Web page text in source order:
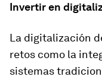
Invertir en
La digitalización
retos como la
sistemas